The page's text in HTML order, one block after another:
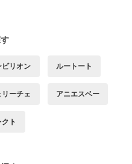
ビリオン ルートート
ーチェ アニエスベー
ト